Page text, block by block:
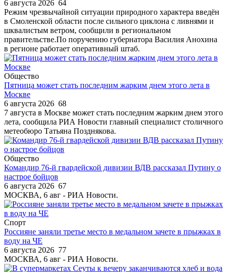
6 августа 2026 64
Режим чрезвычайной ситуации природного характера введён
в Смоленской области после сильного циклона с ливнями и
шквалистым ветром, сообщили в региональном
правительстве.По поручению губернатора Василия Анохина
в регионе работает оперативный штаб.
Общество
Пятница может стать последним жарким днем этого лета в
Москве
6 августа 2026 68
7 августа в Москве может стать последним жарким днем этого
лета, сообщила РИА Новости главный специалист столичного
метеобюро Татьяна Позднякова.
Общество
Командир 76-й гвардейской дивизии ВДВ рассказал Путину о
настрое бойцов
6 августа 2026 67
МОСКВА, 6 авг - РИА Новости.
Спорт
Россияне заняли третье место в медальном зачете в прыжках в
воду на ЧЕ
6 августа 2026 77
МОСКВА, 6 авг - РИА Новости.